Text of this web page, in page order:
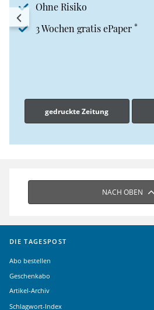
Ohne Risiko
3 Wochen gratis ePaper *
gedruckte Zeitung
NACH OBEN
DIE TAGESPOST
Abo bestellen
Geschenkabo
Artikel-Archiv
Schlagwort-Index